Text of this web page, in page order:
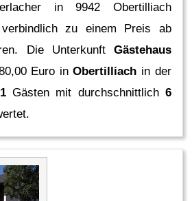
in 9942 Obertilliach
zu einem Preis ab
Die Unterkunft Gästehaus
Euro inObertilliach in der
1Gästen mit durchschnittlich 6